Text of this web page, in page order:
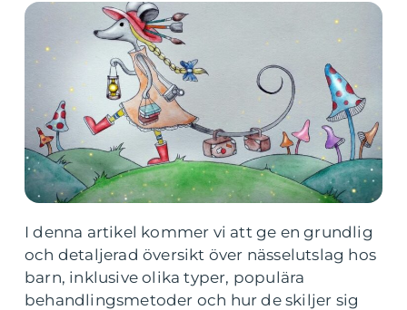
I denna artikel kommer vi att ge en grundlig
och detaljerad översikt över nässelutslag hos
barn, inklusive olika typer, populära
behandlingsmetoder och hur de skiljer sig